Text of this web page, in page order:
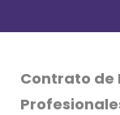
Contrato de